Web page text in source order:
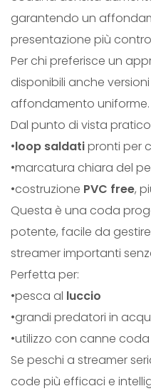
garantendo un
presentazione più
Per chi preferisce un
disponibili anche versioni
affondamento uniforme.
Dal punto di vista
•loop saldatipronti per
•marcatura chiara del
•costruzione PVC free,
Questa è una coda
potente, facile da
streamer importanti
Perfetta per:
•pesca al luccio
•grandi predatori in
•utilizzo con canne coda
Se peschi a streamer
code più efficaci e